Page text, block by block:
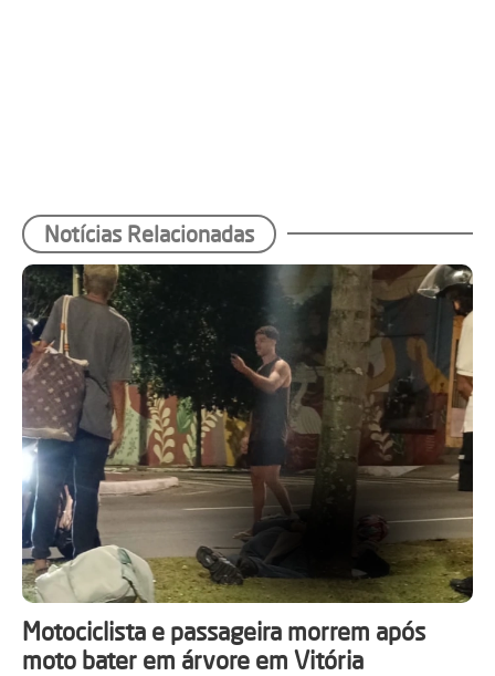
Notícias Relacionadas
Motociclista e passageira morrem após
moto bater em árvore em Vitória